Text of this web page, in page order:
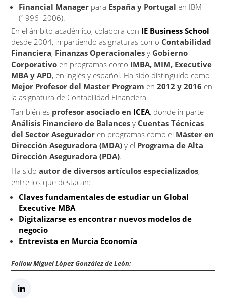
Financial Manager para España y Portugal en IBM
(1996–2006).
En el ámbito académico, colabora con IE Business School
desde 2004, impartiendo asignaturas como Contabilidad
Financiera, Finanzas Operacionales y Gobierno
Corporativo en programas como IMBA, MIM, Executive
MBA y APD, en inglés y español. Ha sido distinguido como
Mejor Profesor del Master Program en2012 y 2016 en
la asignatura de Contabilidad Financiera.
También es profesor asociado en ICEA, donde imparte
Análisis Financiero de Balances y Cuentas Técnicas
del Sector Asegurador en programas como el Máster en
Dirección Aseguradora (MDA) y el Programa de Alta
Dirección Aseguradora (PDA).
Ha sidoautor de diversos artículos especializados,
entre los que destacan:
Claves fundamentales de estudiar un Global
Executive MBA
Digitalizarse es encontrar nuevos modelos de
negocio
Entrevista en Murcia Economía
Follow Miguel López González de León: